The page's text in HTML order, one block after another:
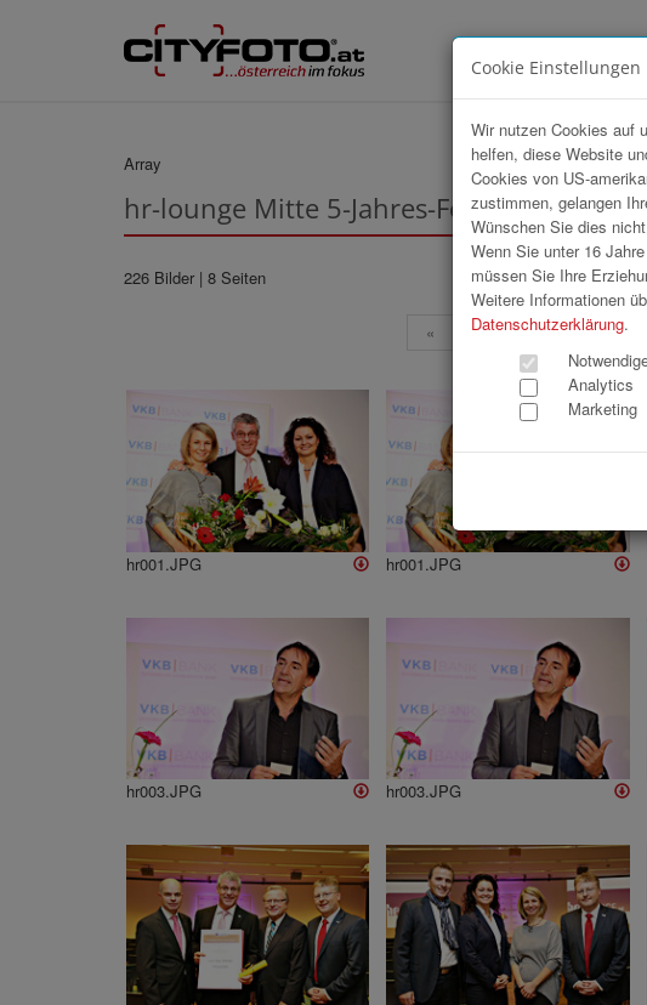
Array
hr-lounge Mitte 5-Jahres-Feier bei VKB-
226 Bilder | 8 Seiten
« 1 2 3 4
hr001.JPG hr001.JPG
hr003.JPG hr003.JPG
Cookie Einstellungen
Wir nutzen Cookies auf
helfen, diese Website
Cookies von US-
zustimmen, gelangen
Wünschen Sie dies
Wenn Sie unter 16
müssen Sie Ihre
Weitere Informationen
Datenschutzerklärung.
Analytics
Marketing